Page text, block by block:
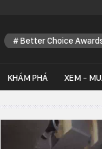
Better Choice
KHÁM PHÁ XEM -